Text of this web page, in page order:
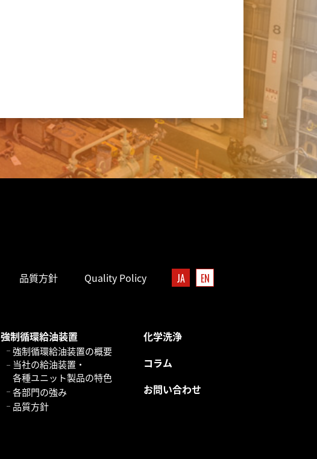
品質方針 Quality Policy JA EN
強制循環給油装置
強制循環給油装置の概要
当社の給油装置・
各種ユニット製品の特色
各部門の強み
品質方針
化学洗浄
コラム
お問い合わせ